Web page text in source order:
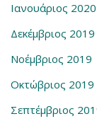
Ιανουάριος 2020
Δεκέμβριος 2019
Νοέμβριος 2019
Οκτώβριος 2019
Σεπτέμβριος